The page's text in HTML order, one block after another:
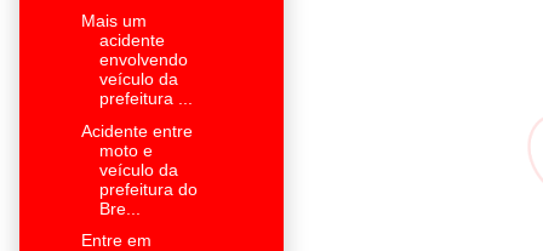
Mais um
acidente
envolvendo
veículo da
prefeitura ...
Acidente entre
moto e
veículo da
prefeitura do
Bre...
Entre em